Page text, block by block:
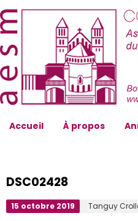
Accueil À propos
DSC02428
15 octobre 2019 Tanguy